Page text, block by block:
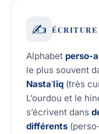
✍️ ÉCRITURE
Alphabet perso-
le plus souvent
Nastaʿlīq (très
L’ourdou et le
s’écrivent dans
différents